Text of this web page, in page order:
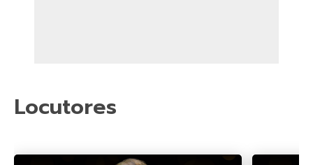
Locutores